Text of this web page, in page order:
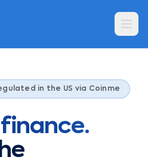
in the US via Coinme